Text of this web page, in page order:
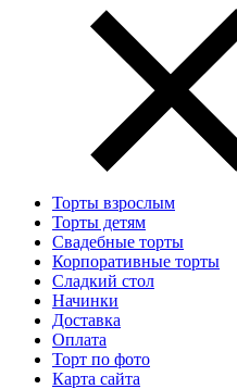
Торты взрослым
Торты детям
Свадебные торты
Корпоративные торты
Сладкий стол
Начинки
Доставка
Оплата
Торт по фото
Карта сайта